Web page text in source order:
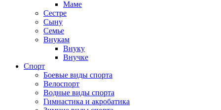
Маме
Сестре
Сыну
Семье
Внукам
Внуку
Внучке
Спорт
Боевые виды спорта
Велоспорт
Водные виды спорта
Гимнастика и акробатика